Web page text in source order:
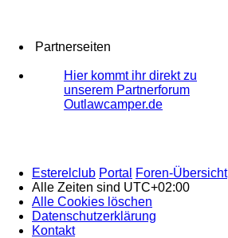
Partnerseiten
Hier kommt ihr direkt zu
unserem Partnerforum
Outlawcamper.de
Esterelclub Portal
Foren-Übersicht
Alle Zeiten sind UTC+02:00
Alle Cookies löschen
Datenschutzerklärung
Kontakt